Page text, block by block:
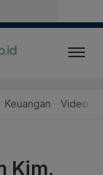
Keuangan Video
Kim,